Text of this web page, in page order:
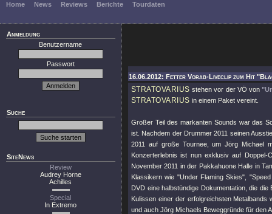
Home News Reviews Berichte Tourdaten
Anmeldung
Benutzername
Passwort
Suche
SiteNews
Review
Audrey Horne
Achilles
Special
In Extremo
16.06.2012: Fetter Vorab-Liveclip zum Hit
STRATOVARIUS stehen vor der VÖ von
STRATOVARIUS in einem Paket vereint.
Großer Teil des markanten Sounds war das
ist. Nachdem der Drummer 2011 seinen
2011 auf große Tournee, um Jörg Michael
Konzerterlebnis ist nun exklusiv auf
November 2011 in der Pakkahuone Halle in
Klassikern wie "Under Flaming Skies",
DVD eine halbstündige Dokumentation, die
Kulissen einer der erfolgreichsten Metalbands
und auch Jörg Michaels Beweggründe für den